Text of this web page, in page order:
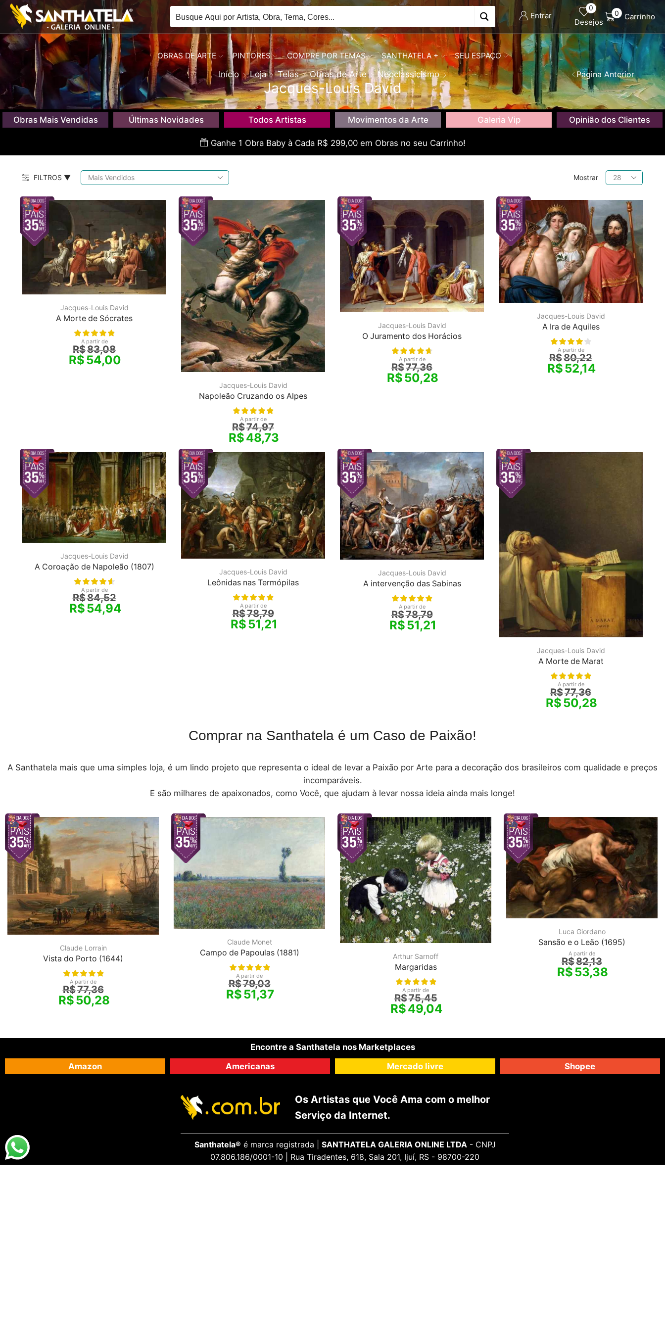
Entrar
0
Desejos
0 Carrinho
OBRAS DE ARTE PINTORES COMPRE POR TEMAS SANTHATELA + SEU ESPAÇO
Início Loja Telas Obras de Arte Neoclassicismo
Jacques-Louis David
Página Anterior
Obras Mais Vendidas Últimas Novidades Todos Artistas Movimentos da Arte Galeria Vip Opinião dos Clientes
Ganhe 1 Obra Baby à Cada R$ 299,00 em Obras no seu Carrinho!
FILTROS ▼ Mostrar
Produtos
por
Jacques-Louis David
A Morte de Sócrates
A partir de
R$83,08
R$54,00
Jacques-Louis David
Napoleão Cruzando os Alpes
A partir de
R$74,97
R$48,73
Jacques-Louis David
O Juramento dos Horácios
A partir de
R$77,36
R$50,28
Jacques-Louis David
A Ira de Aquiles
A partir de
R$80,22
R$52,14
Jacques-Louis David
A Coroação de Napoleão (1807)
A partir de
R$84,52
R$54,94
Jacques-Louis David
Leônidas nas Termópilas
A partir de
R$78,79
R$51,21
Jacques-Louis David
A intervenção das Sabinas
A partir de
R$78,79
R$51,21
Jacques-Louis David
A Morte de Marat
A partir de
R$77,36
R$50,28
Comprar na Santhatela é um Caso de Paixão!
A Santhatela mais que uma simples loja, é um lindo projeto que representa o ideal de levar a Paixão por Arte para a decoração dos brasileiros com qualidade e preços
incomparáveis.
E são milhares de apaixonados, como Você, que ajudam à levar nossa ideia ainda mais longe!
Claude Lorrain
Vista do Porto (1644)
A partir de
R$77,36
R$50,28
Claude Monet
Campo de Papoulas (1881)
A partir de
R$79,03
R$51,37
Arthur Sarnoff
Margaridas
A partir de
R$75,45
R$49,04
Luca Giordano
Sansão e o Leão (1695)
A partir de
R$82,13
R$53,38
Encontre a Santhatela nos Marketplaces
Amazon
Americanas Mercado livre Shopee
Os Artistas que Você Ama com o melhor
Serviço da Internet.
Santhatela® é marca registrada | SANTHATELA GALERIA ONLINE LTDA- CNPJ
07.806.186/0001-10 | Rua Tiradentes, 618, Sala 201, Ijuí, RS - 98700-220